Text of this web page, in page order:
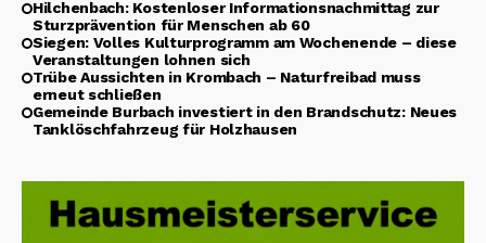
Hilchenbach: Kostenloser Informationsnachmittag zur
Sturzprävention für Menschen ab 60
Siegen: Volles Kulturprogramm am Wochenende – diese
Veranstaltungen lohnen sich
Trübe Aussichten in Krombach – Naturfreibad muss
erneut schließen
Gemeinde Burbach investiert in den Brandschutz: Neues
Tanklöschfahrzeug für Holzhausen